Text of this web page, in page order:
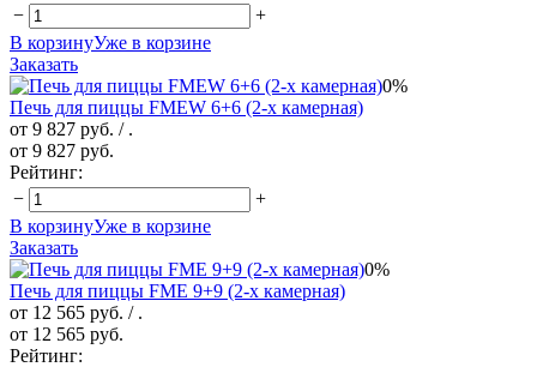
−
+
В корзинуУже в корзине
Заказать
0%
Печь для пиццы FMEW 6+6 (2-х камерная)
от 9 827 руб. / .
от 9 827 руб.
Рейтинг:
−
+
В корзинуУже в корзине
Заказать
0%
Печь для пиццы FME 9+9 (2-х камерная)
от 12 565 руб. / .
от 12 565 руб.
Рейтинг: